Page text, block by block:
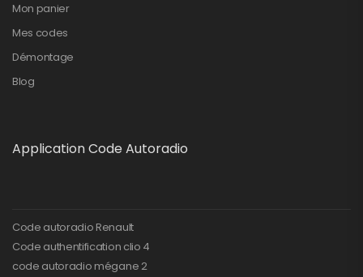
Mon panier
Mes codes
Démontage
Blog
Application Code Autoradio
Code autoradio Renault
Code authentification clio 4
code autoradio mégane 2